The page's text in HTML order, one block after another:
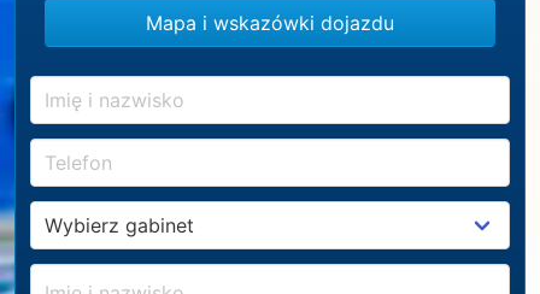
Mapa i wskazówki dojazdu